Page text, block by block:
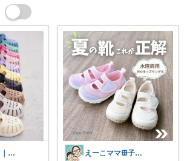
麦チョコっと ｜ キッズ＆ベビー 夏 えーこママꕥ子供達と夏を楽しむぞ☀️